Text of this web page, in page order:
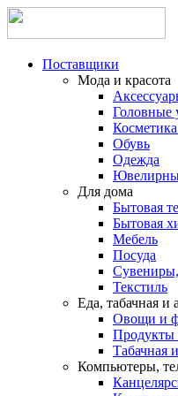
Поставщики
Мода и красота
Головные
Обувь
Одежда
Для дома
Бытовая
Бытовая
Мебель
Посуда
Текстиль
Еда, табачная и
Овощи и
Продукты
Табачная
Компьютеры,